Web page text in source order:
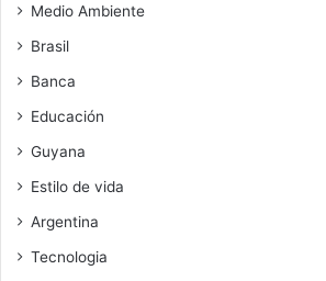
Medio Ambiente
Brasil
Banca
Educación
Guyana
Estilo de vida
Argentina
Tecnologia